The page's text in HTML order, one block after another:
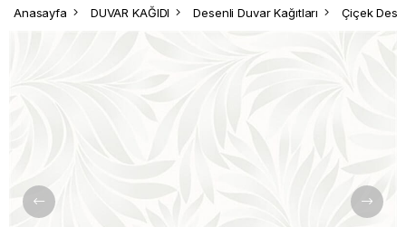
Anasayfa DUVAR KAĞIDI Desenli Duvar Kağıtları Çiçek